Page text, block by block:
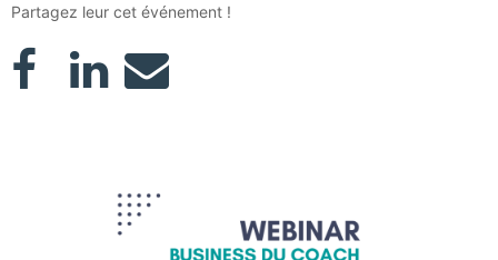
Partagez leur cet événement !